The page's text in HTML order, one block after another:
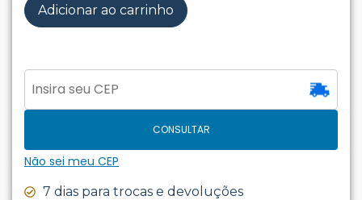
Adicionar ao carrinho
CONSULTAR
Não sei meu CEP
7 dias para trocas e devoluções